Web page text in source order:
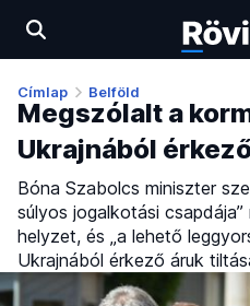
Címlap Belföld
Megszólalt a
Ukrajnából
Bóna Szabolcs miniszter
súlyos jogalkotási
helyzet, és „a lehető
Ukrajnából érkező áruk